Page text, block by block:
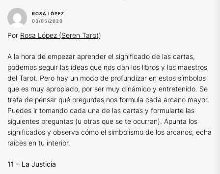
ROSA LÓPEZ
03/05/2020
Por Rosa López (Seren Tarot)
A la hora de empezar aprender el significado de las cartas,
podemos seguir las ideas que nos dan los libros y los maestros
del Tarot. Pero hay un modo de profundizar en estos símbolos
que es muy apropiado, por ser muy dinámico y entretenido. Se
trata de pensar qué preguntas nos formula cada arcano mayor.
Puedes ir tomando cada una de las cartas y formularte las
siguientes preguntas (u otras que se te ocurran). Apunta los
significados y observa cómo el simbolismo de los arcanos, echa
raíces en tu interior.
11 – La Justicia